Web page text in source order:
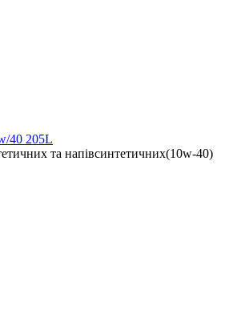
40 205L
та напівсинтетичних(10w-40)